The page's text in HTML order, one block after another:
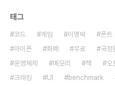
태그
코드 게임 이명박 폰트
아이폰
화폐 무료 국정
운영체제
메모리 책 오
크래킹
UI benchmark